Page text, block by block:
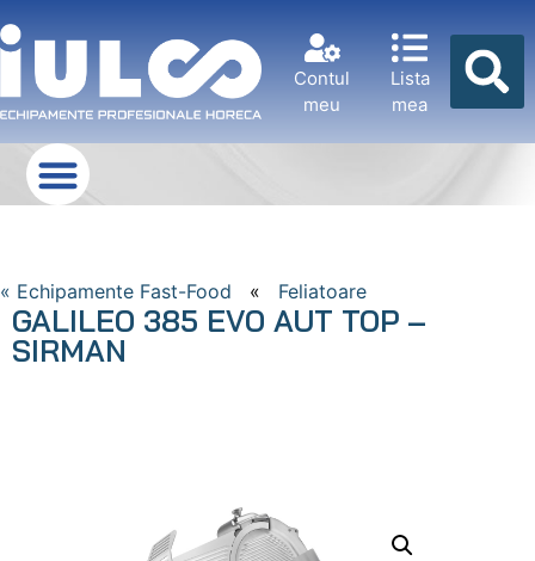
Contul
meu
Lista
mea
« Echipamente Fast-Food « Feliatoare
GALILEO 385 EVO AUT TOP –
SIRMAN